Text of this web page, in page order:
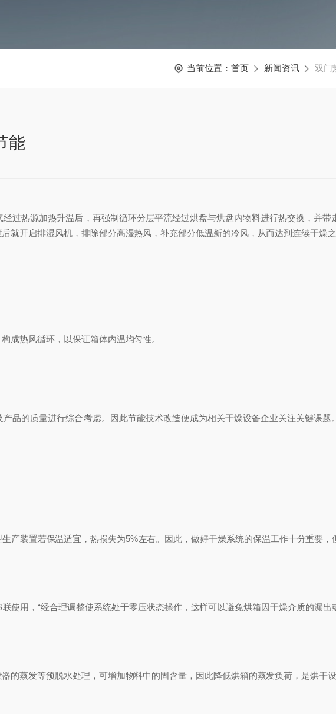
当前位置： 首页 新闻资讯 双门
能
热源加热升温后，再强制循环分层平流经过烘盘与烘盘内物料进行热交换，并带
就开启排湿风机，排除部分高湿热风，补充部分低温新的冷风，从而达到连续干燥之
热风循环，以保证箱体内温均匀性。
的质量进行综合考虑。因此节能技术改造便成为相关干燥设备企业关注关键课题
装置若保温适宜，热损失为5%左右。因此，做好干燥系统的保温工作十分重要，
用，“经合理调整使系统处于零压状态操作，这样可以避免烘箱因干燥介质的漏出
蒸发等预脱水处理，可增加物料中的固含量，因此降低烘箱的蒸发负荷，是烘干设